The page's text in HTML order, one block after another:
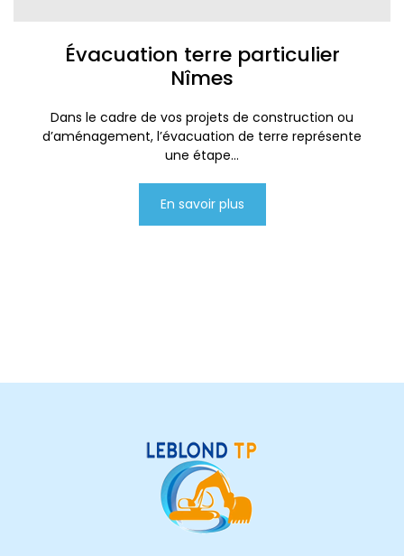
Évacuation terre particulier
Nîmes
Dans le cadre de vos projets de construction ou
d’aménagement, l’évacuation de terre représente
une étape...
En savoir plus